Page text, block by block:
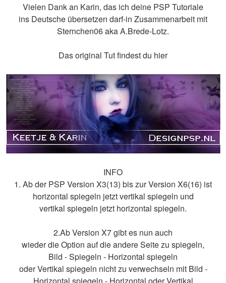
Vielen Dank an Karin, das ich deine PSP Tutoriale
ins Deutsche übersetzen darf-in Zusammenarbeit mit
Sternchen06 aka A.Brede-Lotz.
Das original Tut findest du hier
INFO
1. Ab der PSP Version X3(13) bis zur Version X6(16) ist
horizontal spiegeln jetzt vertikal spiegeln und
vertikal spiegeln jetzt horizontal spiegeln.
2.Ab Version X7 gibt es nun auch
wieder die Option auf die andere Seite zu spiegeln,
Bild - Spiegeln - Horizontal spiegeln
oder Vertikal spiegeln nicht zu verwechseln mit Bild -
Horizontal spiegeln - Horizontal oder Vertikal